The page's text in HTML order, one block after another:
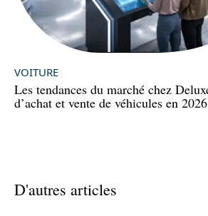
VOITURE
Les tendances du marché chez
d’achat et vente de véhicules en 2026
D'autres articles